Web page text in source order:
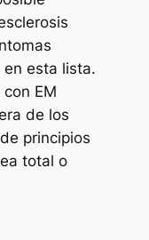
esta lista.
EM
de los
principios
total o